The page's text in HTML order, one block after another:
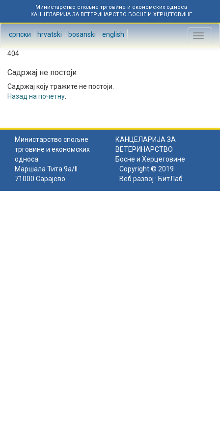
Министарство спољне трговине и економских односа
КАНЦЕЛАРИЈА ЗА ВЕТЕРИНАРСТВО БОСНЕ И ХЕРЦЕГОВИНЕ
српски hrvatski bosanski english
Toggle
404
Садржај не постоји
Садржај коју тражите не постоји.
Назад на почетну
Министарство спољне
трговине и економских
односа
КАНЦЕЛАРИЈА ЗА
ВЕТЕРИНАРСТВО
Босне и Херцеговине
Маршала Тита 9а/II
71000 Сарајево
Copyright © 2019
Веб развој : БитЛаб